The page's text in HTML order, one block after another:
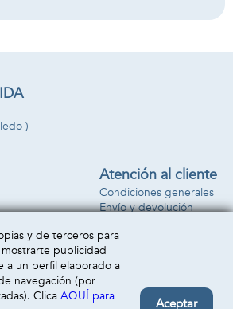
48 cm.
)
Atención al cliente
Condiciones generales
Envío y devolución
y de terceros para
publicidad
a un perfil elaborado a
navegación (por
Clica AQUÍ para
Aceptar